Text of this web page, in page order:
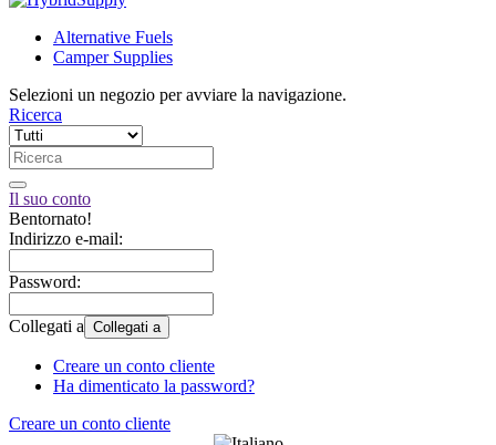
Alternative Fuels
Camper Supplies
Selezioni un negozio per avviare la navigazione.
Ricerca
Il suo conto
Bentornato!
Indirizzo e-mail:
Password:
Collegati a Collegati a
Creare un conto cliente
Ha dimenticato la password?
Creare un conto cliente